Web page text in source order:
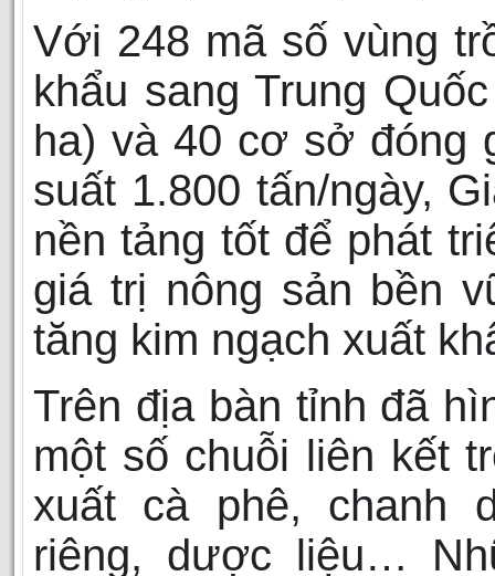
Với 248 mã số vùng
khẩu sang Trung
ha) và 40 cơ sở đóng
suất 1.800 tấn/ngày,
nền tảng tốt để phát
giá trị nông sản bền
tăng kim ngạch xuất
Trên địa bàn tỉnh đã
một số chuỗi liên kết
xuất cà phê, chanh
riêng, dược liệu…